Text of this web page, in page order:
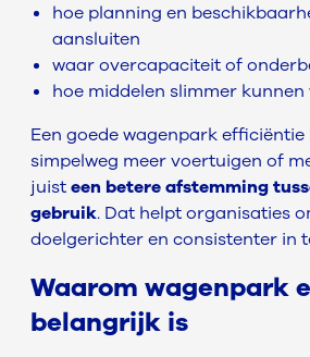
hoe planning en
aansluiten
waar overcapaciteit of
hoe middelen slimmer
Een goede wagenpark
simpelweg meer voertuigen of
juisteen betere afstemming
gebruik. Dat helpt organisaties
doelgerichter en consistenter in
Waarom wagenpark
belangrijk is